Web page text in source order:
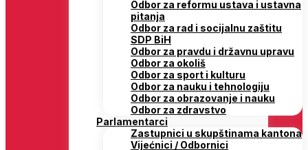
Odbor za reformu ustava i ustavna
pitanja
Odbor za rad i socijalnu zaštitu
SDP BiH
Odbor za pravdu i državnu upravu
Odbor za okoliš
Odbor za sport i kulturu
Odbor za nauku i tehnologiju
Odbor za obrazovanje i nauku
Odbor za zdravstvo
Parlamentarci
Zastupnici u skupštinama kantona
Vijećnici / Odbornici